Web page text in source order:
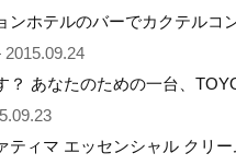
ンホテルのバーでカクテルコ
？ あなたのための一台、
ティマ エッセンシャル クリー